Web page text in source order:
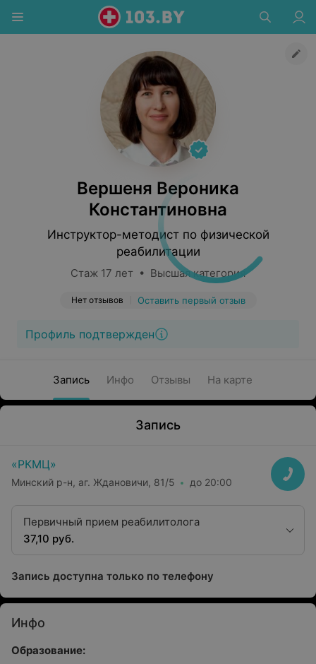
Вершеня Вероника
Константиновна
Инструктор-методист по физической
реабилитации
Стаж 17 лет • Высшая категория
Нет отзывов Оставить первый отзыв
Профиль подтвержден
Запись Инфо Отзывы На карте
Запись
«РКМЦ»
Минский р-н, аг. Ждановичи, 81/5 до 20:00
Первичный прием реабилитолога
37,10 руб.
Запись доступна только по телефону
Инфо
Образование: